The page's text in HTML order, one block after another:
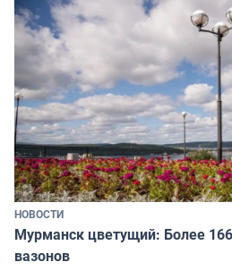
НОВОСТИ
Мурманск цветущий: Более
вазонов